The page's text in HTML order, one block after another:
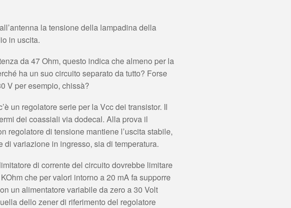
la tensione della lampadina della
in uscita.
da 47 Ohm, questo indica che almeno per la
ha un suo circuito separato da tutto? Forse
V per esempio, chissà?
un regolatore serie per la Vcc dei transistor. Il
dei coassiali via dodecal. Alla prova il
regolatore di tensione mantiene l’uscita stabile,
variazione in ingresso, sia di temperatura.
di corrente del circuito dovrebbe limitare
che per valori intorno a 20 mA fa supporre
un alimentatore variabile da zero a 30 Volt
dello zener di riferimento del regolatore